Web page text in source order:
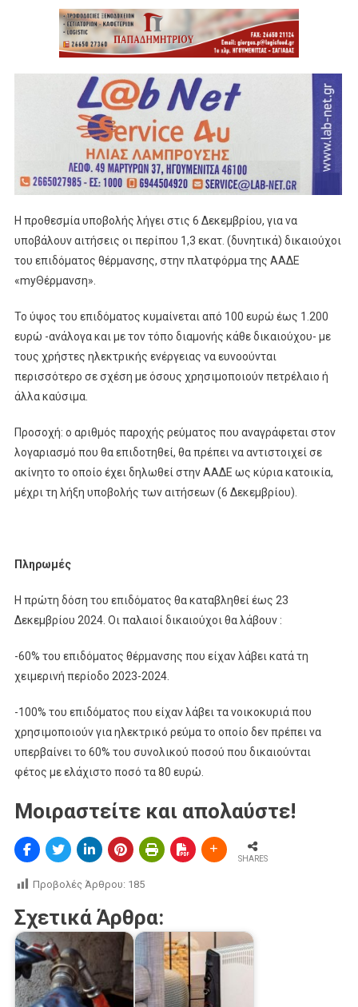
Η προθεσμία υποβολής λήγει στις 6 Δεκεμβρίου, για να
υποβάλουν αιτήσεις οι περίπου 1,3 εκατ. (δυνητικά) δικαιούχοι
του επιδόματος θέρμανσης, στην πλατφόρμα της ΑΑΔΕ
«myΘέρμανση».
Το ύψος του επιδόματος κυμαίνεται από 100 ευρώ έως 1.200
ευρώ -ανάλογα και με τον τόπο διαμονής κάθε δικαιούχου- με
τους χρήστες ηλεκτρικής ενέργειας να ευνοούνται
περισσότερο σε σχέση με όσους χρησιμοποιούν πετρέλαιο ή
άλλα καύσιμα.
Προσοχή: ο αριθμός παροχής ρεύματος που αναγράφεται στον
λογαριασμό που θα επιδοτηθεί, θα πρέπει να αντιστοιχεί σε
ακίνητο το οποίο έχει δηλωθεί στην ΑΑΔΕ ως κύρια κατοικία,
μέχρι τη λήξη υποβολής των αιτήσεων (6 Δεκεμβρίου).
Πληρωμές
Η πρώτη δόση του επιδόματος θα καταβληθεί έως 23
Δεκεμβρίου 2024. Οι παλαιοί δικαιούχοι θα λάβουν :
-60% του επιδόματος θέρμανσης που είχαν λάβει κατά τη
χειμερινή περίοδο 2023-2024.
-100% του επιδόματος που είχαν λάβει τα νοικοκυριά που
χρησιμοποιούν για ηλεκτρικό ρεύμα το οποίο δεν πρέπει να
υπερβαίνει το 60% του συνολικού ποσού που δικαιούνται
φέτος με ελάχιστο ποσό τα 80 ευρώ.
Μοιραστείτε και απολαύστε!
SHARES
Προβολές Άρθρου: 185
Σχετικά Άρθρα: